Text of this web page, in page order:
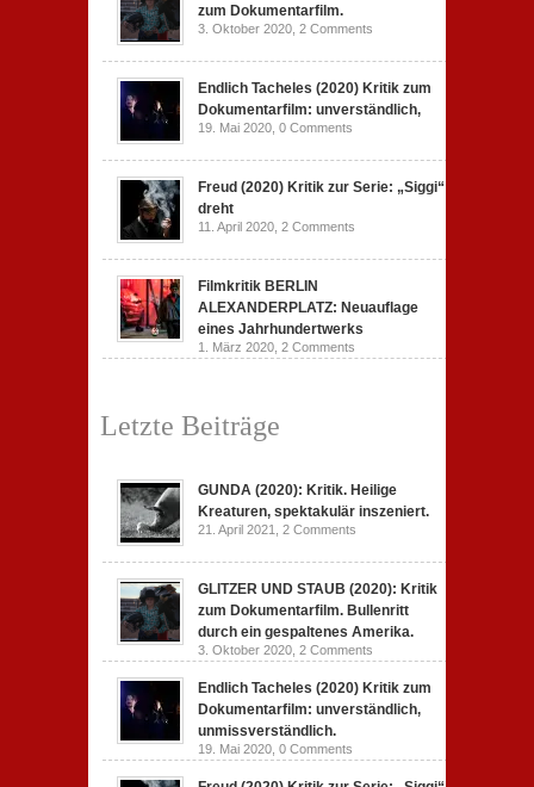
zum Dokumentarfilm.
3. Oktober 2020, 2 Comments
Endlich Tacheles (2020) Kritik zum
Dokumentarfilm: unverständlich,
19. Mai 2020, 0 Comments
Freud (2020) Kritik zur Serie: „Siggi“
dreht
11. April 2020, 2 Comments
Filmkritik BERLIN
ALEXANDERPLATZ: Neuauflage
eines Jahrhundertwerks
1. März 2020, 2 Comments
Letzte Beiträge
GUNDA (2020): Kritik. Heilige
Kreaturen, spektakulär inszeniert.
21. April 2021, 2 Comments
GLITZER UND STAUB (2020): Kritik
zum Dokumentarfilm. Bullenritt
durch ein gespaltenes Amerika.
3. Oktober 2020, 2 Comments
Endlich Tacheles (2020) Kritik zum
Dokumentarfilm: unverständlich,
unmissverständlich.
19. Mai 2020, 0 Comments